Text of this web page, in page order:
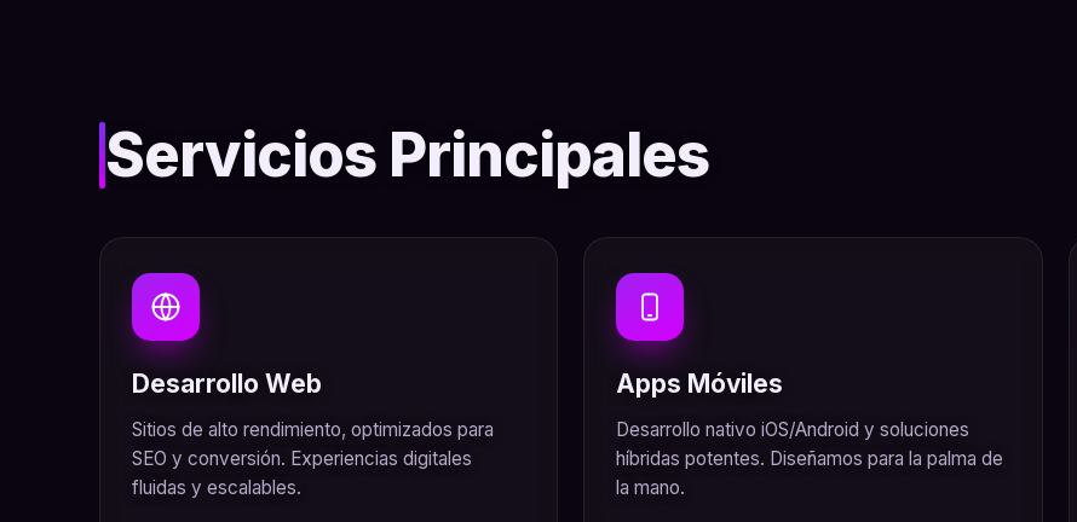
Servicios Principales
Desarrollo Web
Sitios de alto rendimiento, optimizados para
SEO y conversión. Experiencias digitales
fluidas y escalables.
Apps Móviles
Desarrollo nativo iOS/Android y soluciones
híbridas potentes. Diseñamos para la palma de
la mano.